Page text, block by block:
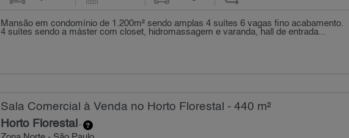
Mansão em condomínio de 1.200m² sendo amplas 4 suítes 6 vagas fino acabamento.
4 suítes sendo a máster com closet, hidromassagem e varanda, hall de entrada...
Sala Comercial à Venda no Horto Florestal - 440 m²
Horto Florestal -